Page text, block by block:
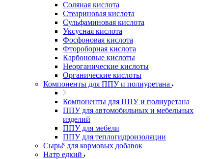
Соляная кислота
Стеариновая кислота
Сульфаминовая кислота
Уксусная кислота
Фосфоновая кислота
Фтороборная кислота
Карбоновые кислоты
Неорганические кислоты
Органические кислоты
Компоненты для ППУ и полиуретана
Компоненты для ППУ и полиуретана
ППУ для автомобильных и мебельных
изделий
ППУ для мебели
ППУ для теплогидроизоляции
Сырьё для кормовых добавок
Натр едкий